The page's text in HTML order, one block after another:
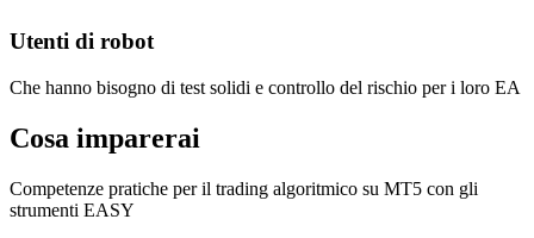
Utenti di robot
Che hanno bisogno di test solidi e controllo del rischio per i loro EA
Cosa imparerai
Competenze pratiche per il trading algoritmico su MT5 con gli
strumenti EASY